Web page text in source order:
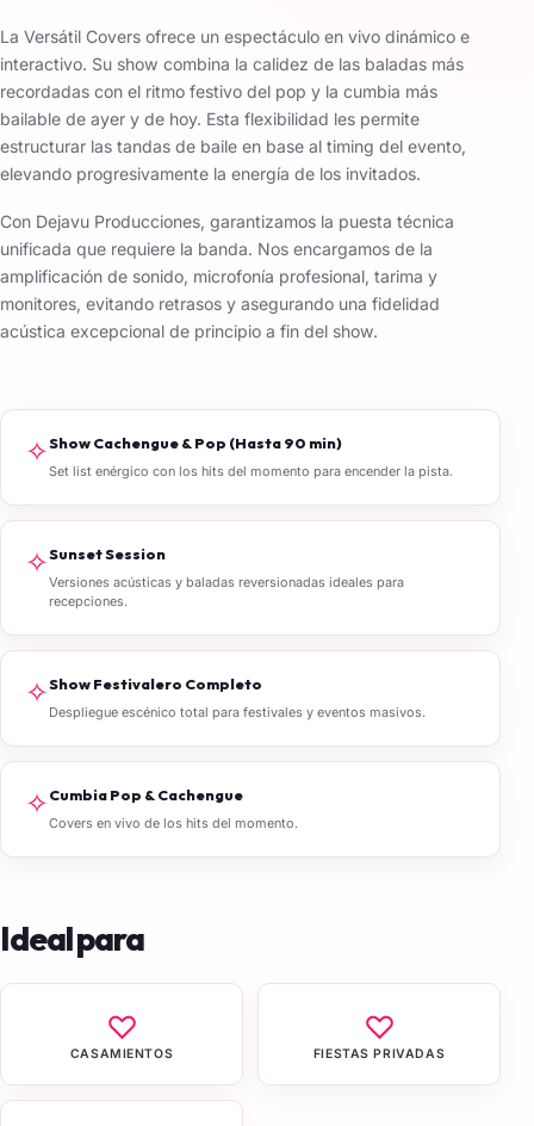
La Versátil Covers ofrece un espectáculo en vivo dinámico e
interactivo. Su show combina la calidez de las baladas más
recordadas con el ritmo festivo del pop y la cumbia más
bailable de ayer y de hoy. Esta flexibilidad les permite
estructurar las tandas de baile en base al timing del evento,
elevando progresivamente la energía de los invitados.
Con Dejavu Producciones, garantizamos la puesta técnica
unificada que requiere la banda. Nos encargamos de la
amplificación de sonido, microfonía profesional, tarima y
monitores, evitando retrasos y asegurando una fidelidad
acústica excepcional de principio a fin del show.
✧Show Cachengue & Pop (Hasta 90 min)
Set list enérgico con los hits del momento para encender la pista.
✧Sunset Session
Versiones acústicas y baladas reversionadas ideales para
recepciones.
✧Show Festivalero Completo
Despliegue escénico total para festivales y eventos masivos.
✧Cumbia Pop & Cachengue
Covers en vivo de los hits del momento.
Ideal para
♡
CASAMIENTOS
♡
FIESTAS PRIVADAS